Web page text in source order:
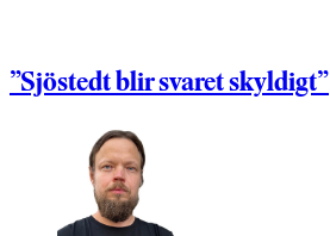
”Sjöstedt blir svaret skyldigt”